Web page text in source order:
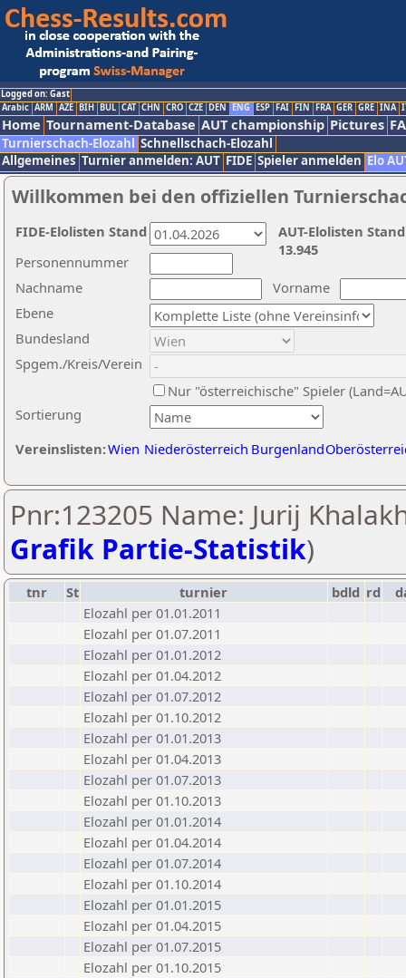
Logged on: Gast
Arabic ARM AZE BIH BUL CAT CHN CRO CZE DEN ENG ESP FAI FIN FRA GER GRE INA
Home Tournament-Database AUT championship Pictures
Turnierschach-Elozahl Schnellschach-Elozahl
Allgemeines Turnier anmelden: AUT FIDE Spieler anmelden Elo
Willkommen bei den offiziellen
Nachname
Vorname
Ebene
Sortierung
Personennummer
Bundesland
Spgem./Kreis/Verein
Nur "österreichische" Spieler
Vereinslisten:Wien Niederösterreich Burgenland
AUT-Elolisten
13.945
FIDE-Elolisten Stand
Pnr:123205 Name: Jurij
Grafik Partie-Statistik)
tnr St turnier bdld rd
Elozahl per 01.01.2011
Elozahl per 01.07.2011
Elozahl per 01.01.2012
Elozahl per 01.04.2012
Elozahl per 01.07.2012
Elozahl per 01.10.2012
Elozahl per 01.01.2013
Elozahl per 01.04.2013
Elozahl per 01.07.2013
Elozahl per 01.10.2013
Elozahl per 01.01.2014
Elozahl per 01.04.2014
Elozahl per 01.07.2014
Elozahl per 01.10.2014
Elozahl per 01.01.2015
Elozahl per 01.04.2015
Elozahl per 01.07.2015
Elozahl per 01.10.2015